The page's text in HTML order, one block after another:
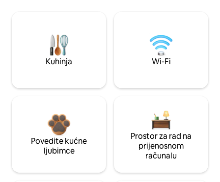
Kuhinja Wi-Fi
Povedite kućne
ljubimce
Prostor za rad na
prijenosnom
računalu